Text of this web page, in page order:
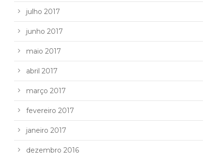
julho 2017
junho 2017
maio 2017
abril 2017
março 2017
fevereiro 2017
janeiro 2017
dezembro 2016